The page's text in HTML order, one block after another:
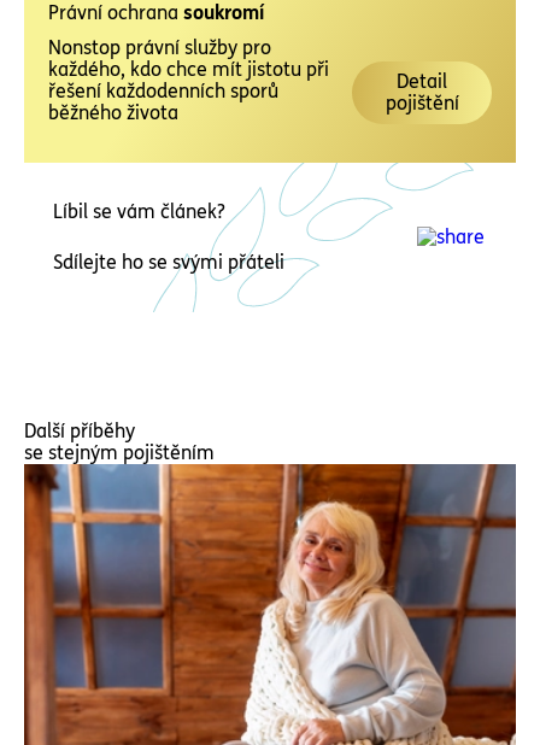
Právní ochrana soukromí
Nonstop právní služby pro
každého, kdo chce mít jistotu při
řešení každodenních sporů
běžného života
Detail
pojištění
Líbil se vám článek?
Sdílejte ho se svými přáteli
Další příběhy
se stejným pojištěním